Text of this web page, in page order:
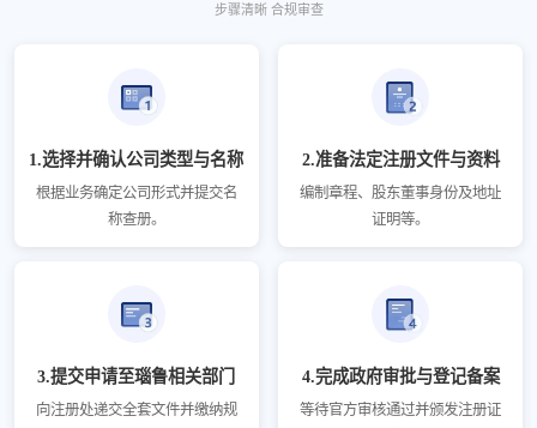
步骤清晰 合规审查
1.选择并确认公司类型与名称
根据业务确定公司形式并提交名
称查册。
2.准备法定注册文件与资料
编制章程、股东董事身份及地址
证明等。
3.提交申请至瑙鲁相关部门
向注册处递交全套文件并缴纳规
4.完成政府审批与登记备案
等待官方审核通过并颁发注册证